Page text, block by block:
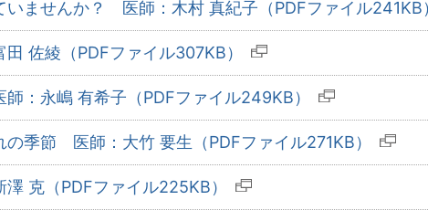
いませんか？ 医師：木村 真紀子（PDFファイル241KB
佐綾（PDFファイル307KB）
：永嶋 有希子（PDFファイル249KB）
の季節 医師：大竹 要生（PDFファイル271KB）
克（PDFファイル225KB）